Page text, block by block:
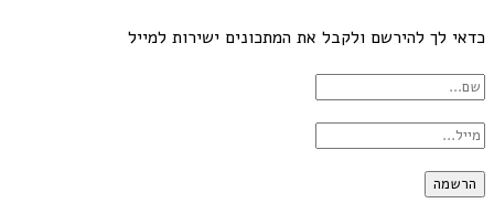
כדאי לך להירשם ולקבל את המתכונים ישירות למייל